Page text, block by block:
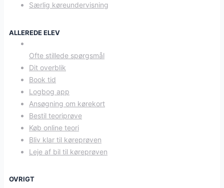
Særlig køreundervisning
ALLEREDE ELEV
Ofte stillede spørgsmål
Dit overblik
Book tid
Logbog app
Ansøgning om kørekort
Bestil teoriprøve
Køb online teori
Bliv klar til køreprøven
Leje af bil til køreprøven
OVRIGT